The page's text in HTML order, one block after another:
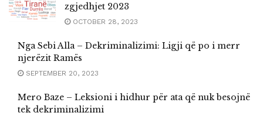
zgjedhjet 2023
OCTOBER 28, 2023
Nga Sebi Alla – Dekriminalizimi: Ligji që po i merr
njerëzit Ramës
SEPTEMBER 20, 2023
Mero Baze – Leksioni i hidhur për ata që nuk besojnë
tek dekriminalizimi